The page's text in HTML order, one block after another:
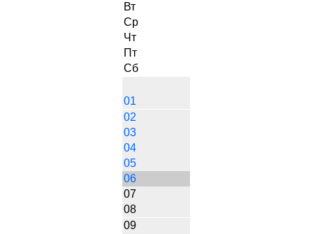
Вт
Ср
Чт
Пт
Сб
01
02
03
04
05
06
07
08
09